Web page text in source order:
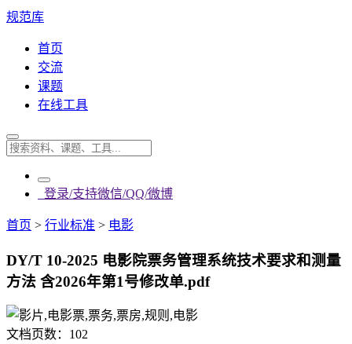
规范库
首页
交流
课题
在线工具
登录/支持微信/QQ/微博
首页 > 行业标准 > 电影
DY/T 10-2025 电影院票务管理系统技术要求和测量
方法 含2026年第1号修改单.pdf
文档页数： 102